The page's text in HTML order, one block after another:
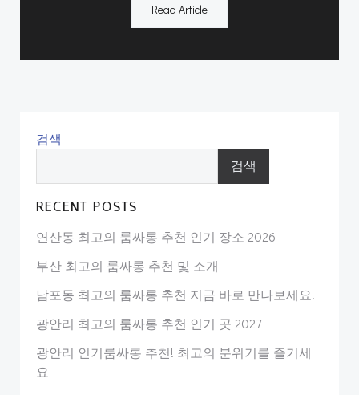
Read Article
검색
검색
RECENT POSTS
연산동 최고의 룸싸롱 추천 인기 장소 2026
부산 최고의 룸싸롱 추천 및 소개
남포동 최고의 룸싸롱 추천 지금 바로 만나보세요!
광안리 최고의 룸싸롱 추천 인기 곳 2027
광안리 인기룸싸롱 추천! 최고의 분위기를 즐기세
요